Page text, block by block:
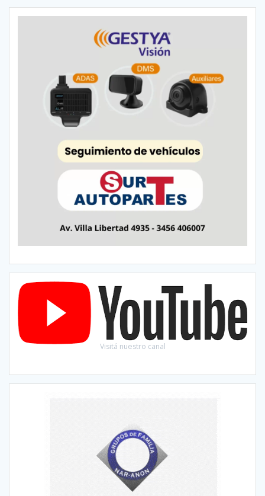
Visitá nuestro canal